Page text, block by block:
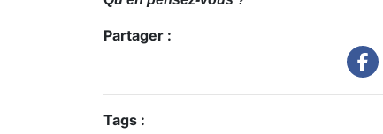
Partager :
Tags :